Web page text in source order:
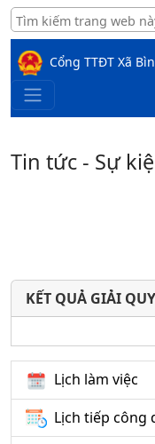
Cổng TTĐT Xã
Tin tức - Sự
KẾT QUẢ GIẢI
Lịch làm việc
Lịch tiếp công